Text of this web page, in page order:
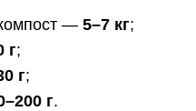
— 5–7 кг;
г;
г;
г.